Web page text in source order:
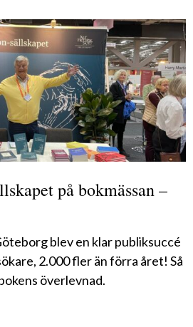
på bokmässan –
blev en klar publiksuccé
2.000 fler än förra året! Så
överlevnad.